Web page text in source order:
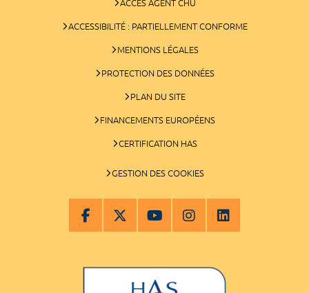
ACCÈS AGENT CHU
ACCESSIBILITÉ : PARTIELLEMENT CONFORME
MENTIONS LÉGALES
PROTECTION DES DONNÉES
PLAN DU SITE
FINANCEMENTS EUROPÉENS
CERTIFICATION HAS
GESTION DES COOKIES